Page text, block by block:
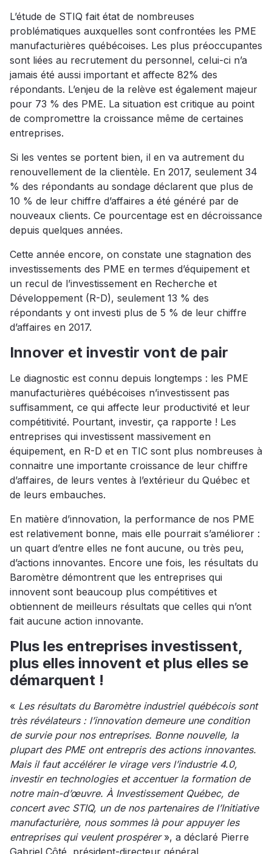
L’étude de STIQ fait état de nombreuses
problématiques auxquelles sont confrontées les PME
manufacturières québécoises. Les plus préoccupantes
sont liées au recrutement du personnel, celui-ci n’a
jamais été aussi important et affecte 82% des
répondants. L’enjeu de la relève est également majeur
pour 73 % des PME. La situation est critique au point
de compromettre la croissance même de certaines
entreprises.
Si les ventes se portent bien, il en va autrement du
renouvellement de la clientèle. En 2017, seulement 34
% des répondants au sondage déclarent que plus de
10 % de leur chiffre d’affaires a été généré par de
nouveaux clients. Ce pourcentage est en décroissance
depuis quelques années.
Cette année encore, on constate une stagnation des
investissements des PME en termes d’équipement et
un recul de l’investissement en Recherche et
Développement (R-D), seulement 13 % des
répondants y ont investi plus de 5 % de leur chiffre
d’affaires en 2017.
Innover et investir vont de pair
Le diagnostic est connu depuis longtemps : les PME
manufacturières québécoises n’investissent pas
suffisamment, ce qui affecte leur productivité et leur
compétitivité. Pourtant, investir, ça rapporte ! Les
entreprises qui investissent massivement en
équipement, en R-D et en TIC sont plus nombreuses à
connaitre une importante croissance de leur chiffre
d’affaires, de leurs ventes à l’extérieur du Québec et
de leurs embauches.
En matière d’innovation, la performance de nos PME
est relativement bonne, mais elle pourrait s’améliorer :
un quart d’entre elles ne font aucune, ou très peu,
d’actions innovantes. Encore une fois, les résultats du
Baromètre démontrent que les entreprises qui
innovent sont beaucoup plus compétitives et
obtiennent de meilleurs résultats que celles qui n’ont
fait aucune action innovante.
Plus les entreprises investissent,
plus elles innovent et plus elles se
démarquent !
« Les résultats du Baromètre industriel québécois sont
très révélateurs : l’innovation demeure une condition
de survie pour nos entreprises. Bonne nouvelle, la
plupart des PME ont entrepris des actions innovantes.
Mais il faut accélérer le virage vers l’industrie 4.0,
investir en technologies et accentuer la formation de
notre main-d’œuvre. À Investissement Québec, de
concert avec STIQ, un de nos partenaires de l’Initiative
manufacturière, nous sommes là pour appuyer les
entreprises qui veulent prospérer», a déclaré Pierre
Gabriel Côté, président-directeur général